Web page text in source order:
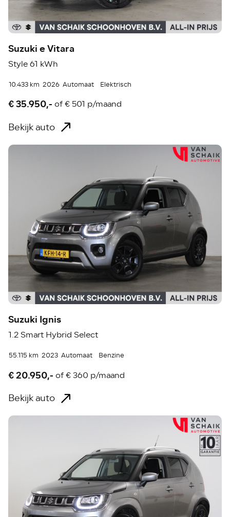
Suzuki e Vitara
Style 61 kWh
10.433 km 2026 Automaat Elektrisch
€ 35.950,- of€ 501 p/maand
Bekijk auto
Suzuki Ignis
1.2 Smart Hybrid Select
55.115 km 2023 Automaat Benzine
€ 20.950,- of€ 360 p/maand
Bekijk auto